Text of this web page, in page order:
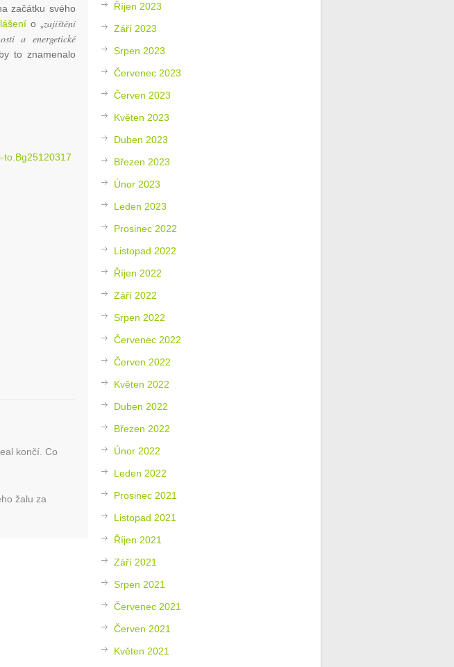
začátku svého
o „ zajištění
a energetické
to znamenalo
to.Bg25120317
končí. Co
žalu za
Říjen 2023
Září 2023
Srpen 2023
Červenec 2023
Červen 2023
Květen 2023
Duben 2023
Březen 2023
Únor 2023
Leden 2023
Prosinec 2022
Listopad 2022
Říjen 2022
Září 2022
Srpen 2022
Červenec 2022
Červen 2022
Květen 2022
Duben 2022
Březen 2022
Únor 2022
Leden 2022
Prosinec 2021
Listopad 2021
Říjen 2021
Září 2021
Srpen 2021
Červenec 2021
Červen 2021
Květen 2021